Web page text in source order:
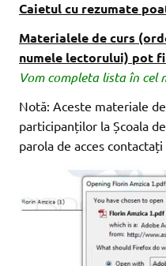
Caietul cu rezumate
Materialele de curs
numele lectorului) pot
Vom completa lista în cel
Notă: Aceste materiale
participanților la Școala
parola de acces contactați